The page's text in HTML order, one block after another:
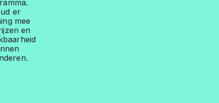
er
mee
en